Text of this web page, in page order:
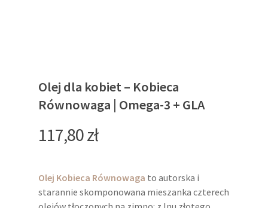
Olej dla kobiet – Kobieca
Równowaga | Omega-3 + GLA
117,80zł
Olej Kobieca Równowaga to autorska i
starannie skomponowana mieszanka czterech